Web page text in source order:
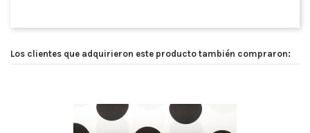
Los clientes que adquirieron este producto también compraron: